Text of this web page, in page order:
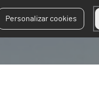
Personalizar cookies